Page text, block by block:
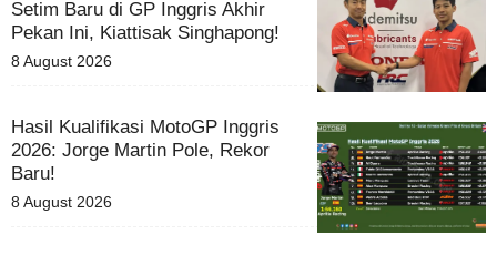
Setim Baru di GP Inggris Akhir
Pekan Ini, Kiattisak Singhapong!
8 August 2026
Hasil Kualifikasi MotoGP Inggris
2026: Jorge Martin Pole, Rekor
Baru!
8 August 2026